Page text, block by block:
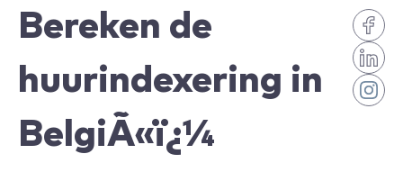
Bereken de
huurindexering in
BelgiÃ«ï¿¼